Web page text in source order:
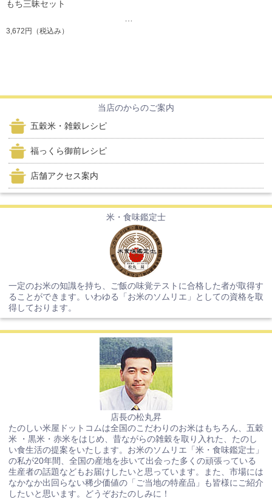
もち三昧セット
3,672円 （税込み）
当店のからのご案内
五穀米・雑穀レシピ
福っくら御前レシピ
店舗アクセス案内
米・食味鑑定士
一定のお米の知識を持ち、ご飯の味覚テストに合格した者が取得す
ることができます。いわゆる「お米のソムリエ」としての資格を取
得しております。
店長の松丸昇
たのしい米屋ドットコムは全国のこだわりのお米はもちろん、五穀
米 ・黒米・赤米をはじめ、昔ながらの雑穀を取り入れた、たのし
い食生活の提案をいたします。お米のソムリエ「米・食味鑑定士」
の私が20年間、全国の産地を歩いて出会った多くの頑張っている
生産者の話題などもお届けしたいと思っています。また、市場には
なかなか出回らない稀少価値の「ご当地の特産品」も皆様にご紹介
したいと思います。どうぞおたのしみに！